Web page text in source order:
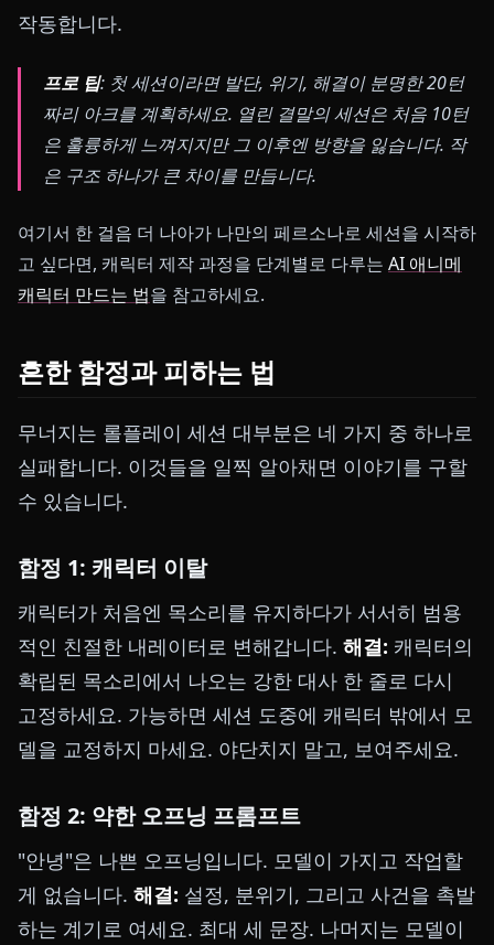
작동합니다.
프로 팁: 첫 세션이라면 발단, 위기, 해결이 분명한 20턴
짜리 아크를 계획하세요. 열린 결말의 세션은 처음 10턴
은 훌륭하게 느껴지지만 그 이후엔 방향을 잃습니다. 작
은 구조 하나가 큰 차이를 만듭니다.
여기서 한 걸음 더 나아가 나만의 페르소나로 세션을 시작하
고 싶다면, 캐릭터 제작 과정을 단계별로 다루는 AI 애니메
캐릭터 만드는 법을 참고하세요.
흔한 함정과 피하는 법
무너지는 롤플레이 세션 대부분은 네 가지 중 하나로
실패합니다. 이것들을 일찍 알아채면 이야기를 구할
수 있습니다.
함정 1: 캐릭터 이탈
캐릭터가 처음엔 목소리를 유지하다가 서서히 범용
적인 친절한 내레이터로 변해갑니다. 해결: 캐릭터의
확립된 목소리에서 나오는 강한 대사 한 줄로 다시
고정하세요. 가능하면 세션 도중에 캐릭터 밖에서 모
델을 교정하지 마세요. 야단치지 말고, 보여주세요.
함정 2: 약한 오프닝 프롬프트
"안녕"은 나쁜 오프닝입니다. 모델이 가지고 작업할
게 없습니다. 해결: 설정, 분위기, 그리고 사건을 촉발
하는 계기로 여세요. 최대 세 문장. 나머지는 모델이